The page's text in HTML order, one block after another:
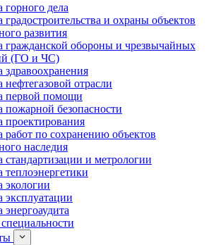
горного дела
градостроительства и охраны объектов
развития
гражданской обороны и чрезвычайных
(ГО и ЧС)
здравоохранения
нефтегазовой отрасли
первой помощи
пожарной безопасности
проектирования
работ по сохранению объектов
наследия
стандартизации и метрологии
теплоэнергетики
экологии
эксплуатации
энергоаудита